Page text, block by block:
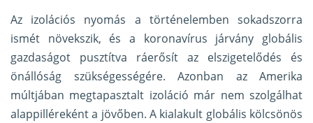
Az izolációs nyomás a történelemben sokadszorra
ismét növekszik, és a koronavírus járvány globális
gazdaságot pusztítva ráerősít az elszigetelődés és
önállóság szükségességére. Azonban az Amerika
múltjában megtapasztalt izoláció már nem szolgálhat
alappilléreként a jövőben. A kialakult globális kölcsönös